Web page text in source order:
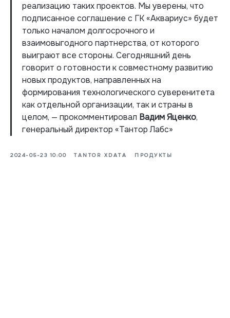
реализацию таких проектов. Мы уверены, что
подписанное соглашение с ГК «Аквариус» будет
только началом долгосрочного и
взаимовыгодного партнерства, от которого
выиграют все стороны. Сегодняшний день
говорит о готовности к совместному развитию
новых продуктов, направленных на
формирования технологического суверенитета
как отдельной организации, так и страны в
целом, — прокомментировал Вадим Яценко,
генеральный директор «Тантор Лабс»
2024-05-23 10:00 TANTOR XDATA ПРОДУКТЫ